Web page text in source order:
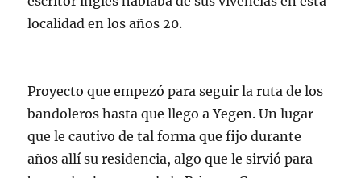
localidad en los años 20.
Proyecto que empezó para seguir la ruta de los
bandoleros hasta que llego a Yegen. Un lugar
que le cautivo de tal forma que fijo durante
años allí su residencia, algo que le sirvió para